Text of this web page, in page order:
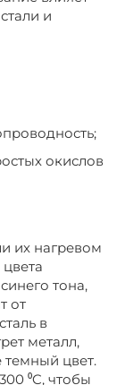
и
окислов
их нагревом
тона,
от
в
металл,
темный цвет.
⁰C, чтобы